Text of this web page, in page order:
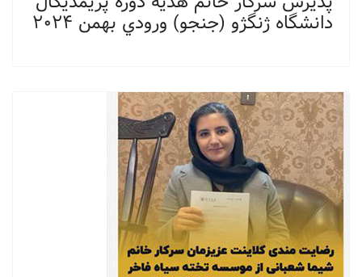
دانشگاه ژنگژو (جنجو) ورودي بهمن ٢٠٢٤